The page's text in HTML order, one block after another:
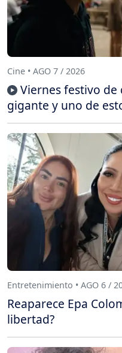
Cine • AGO 7 / 2026
Viernes festivo de
gigante y uno de
Entretenimiento • AGO 6 /
Reaparece Epa
libertad?